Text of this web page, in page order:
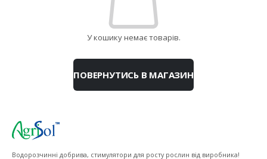
У кошику немає товарів.
ПОВЕРНУТИСЬ В МАГАЗИН
Водорозчинні добрива, стимулятори для росту рослин від виробника!